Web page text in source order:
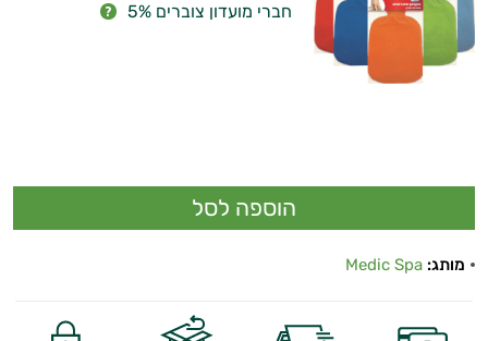
חברי מועדון צוברים 5%
מותג: Medic Spa